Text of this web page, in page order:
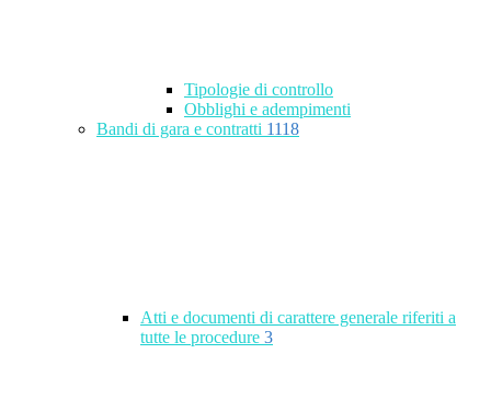
Tipologie di controllo
Obblighi e adempimenti
Bandi di gara e contratti 1118
Atti e documenti di carattere generale riferiti a
tutte le procedure 3